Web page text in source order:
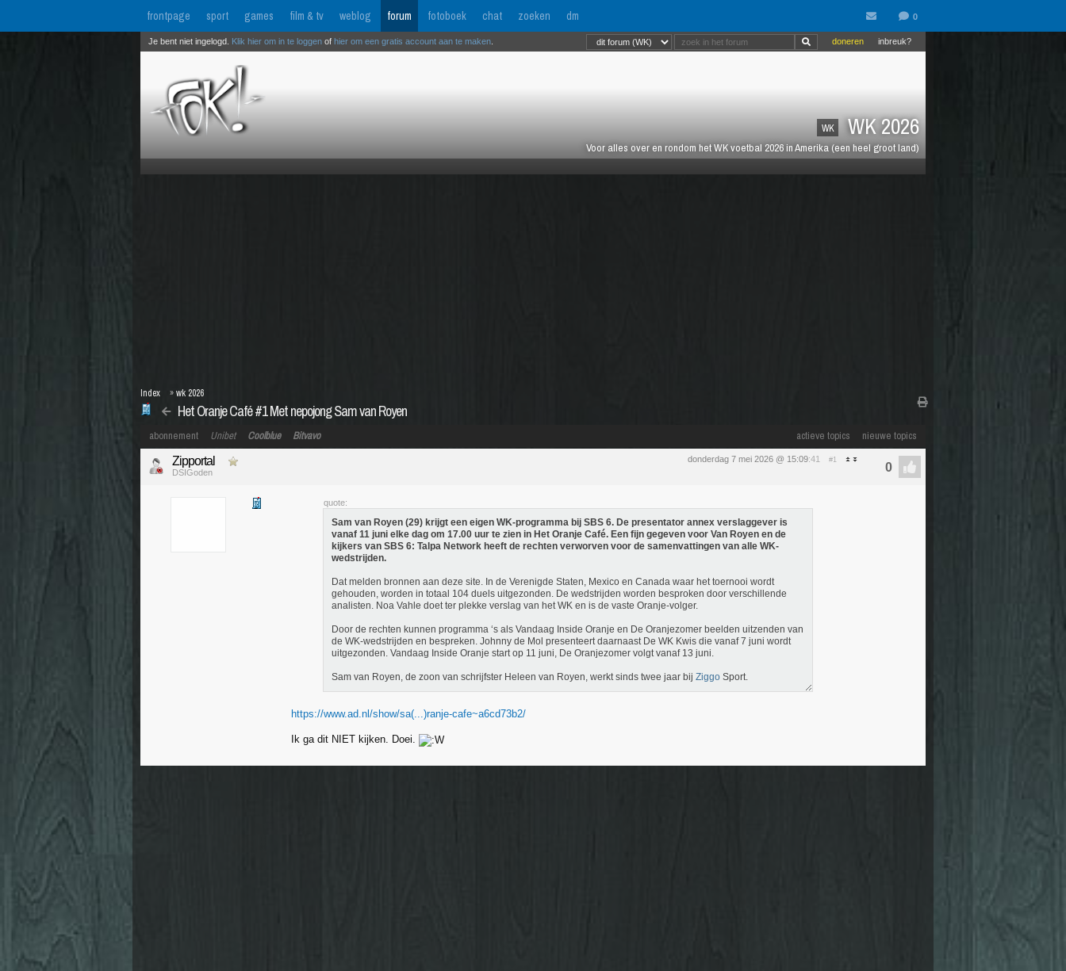
frontpage sport games film & tv weblog forum fotoboek chat zoeken dm
WK WK 2026
Voor alles over en rondom het WK voetbal 2026 in Amerika (een heel groot land)
inbreuk?
doneren
Je bent niet ingelogd. Klik hier om in te loggen of hier om een gratis account aan te maken
Het Oranje Café #1 Met nepojong Sam van Royen
Index »wk 2026
actieve topics nieuwe topics
abonnement Unibet Coolblue Bitvavo
donderdag 7 mei 2026 @ 15:09:41 #1
Zipportal
DSIGoden
quote:
Sam van Royen (29) krijgt een eigen WK-programma bij SBS 6. De presentator annex verslaggever is
vanaf 11 juni elke dag om 17.00 uur te zien in Het Oranje Café. Een fijn gegeven voor Van Royen en de
kijkers van SBS 6: Talpa Network heeft de rechten verworven voor de samenvattingen van alle WK-
wedstrijden.
Dat melden bronnen aan deze site. In de Verenigde Staten, Mexico en Canada waar het toernooi wordt
gehouden, worden in totaal 104 duels uitgezonden. De wedstrijden worden besproken door verschillende
analisten. Noa Vahle doet ter plekke verslag van het WK en is de vaste Oranje-volger.
Door de rechten kunnen programma ‘s als Vandaag Inside Oranje en De Oranjezomer beelden uitzenden van
de WK-wedstrijden en bespreken. Johnny de Mol presenteert daarnaast De WK Kwis die vanaf 7 juni wordt
uitgezonden. Vandaag Inside Oranje start op 11 juni, De Oranjezomer volgt vanaf 13 juni.
Sam van Royen, de zoon van schrijfster Heleen van Royen, werkt sinds twee jaar bij Ziggo Sport.
https://www.ad.nl/show/sa(...)ranje-cafe~a6cd73b2/
Ik ga dit NIET kijken. Doei.